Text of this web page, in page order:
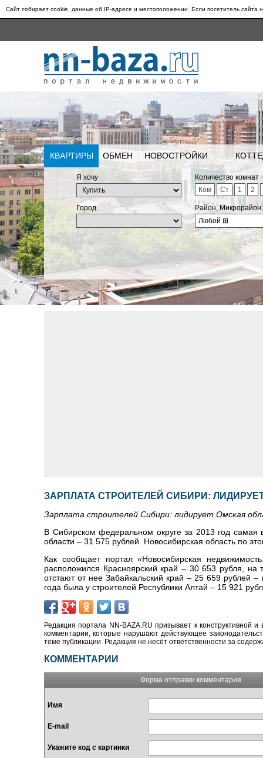
Сайт собирает cookie, данные об IP-адресе и местоположении. Если посетитель сайта
КВАРТИРЫ ОБМЕН НОВОСТРОЙКИ
Я хочу
Количество комнат
Ком
Ст 1 2
Город
Район,
Любой ⊞
ЗАРПЛАТА СТРОИТЕЛЕЙ СИБИРИ:
Зарплата строителей Сибири: лидирует Омская
В Сибирском федеральном округе за 2013 год самая
области – 31 575 рублей. Новосибирская область по
Как сообщает портал «Новосибирская
расположился Красноярский край – 30 653 рубля,
отстают от нее Забайкальский край–25 659 рублей–
года была у строителей Республики Алтай – 15 921
Редакция портала NN-BAZA.RU призывает к конструктивной
комментарии, которые нарушают действующее
теме публикации. Редакция не несёт ответственности за
КОММЕНТАРИИ
Форма отправки комментария
Имя
E-mail
Укажите код с картинки